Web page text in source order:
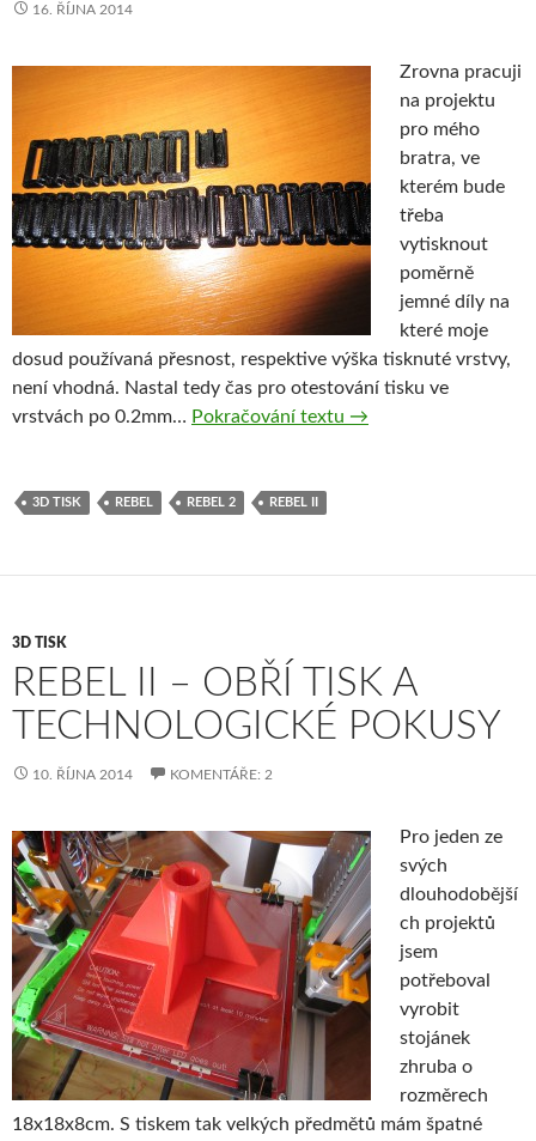
16. ŘÍJNA 2014
Zrovna pracuji
na projektu
pro mého
bratra, ve
kterém bude
třeba
vytisknout
poměrně
jemné díly na
které moje
dosud používaná přesnost, respektive výška tisknuté vrstvy,
není vhodná. Nastal tedy čas pro otestování tisku ve
vrstvách po 0.2mm… Pokračování textu Rebel II – pokus o
→
3D TISK REBEL REBEL 2 REBEL II
3D TISK
REBEL II – OBŘÍ TISK A
TECHNOLOGICKÉ POKUSY
10. ŘÍJNA 2014 KOMENTÁŘE: 2
Pro jeden ze
svých
dlouhodobější
ch projektů
jsem
potřeboval
vyrobit
stojánek
zhruba o
rozměrech
18x18x8cm. S tiskem tak velkých předmětů mám špatné